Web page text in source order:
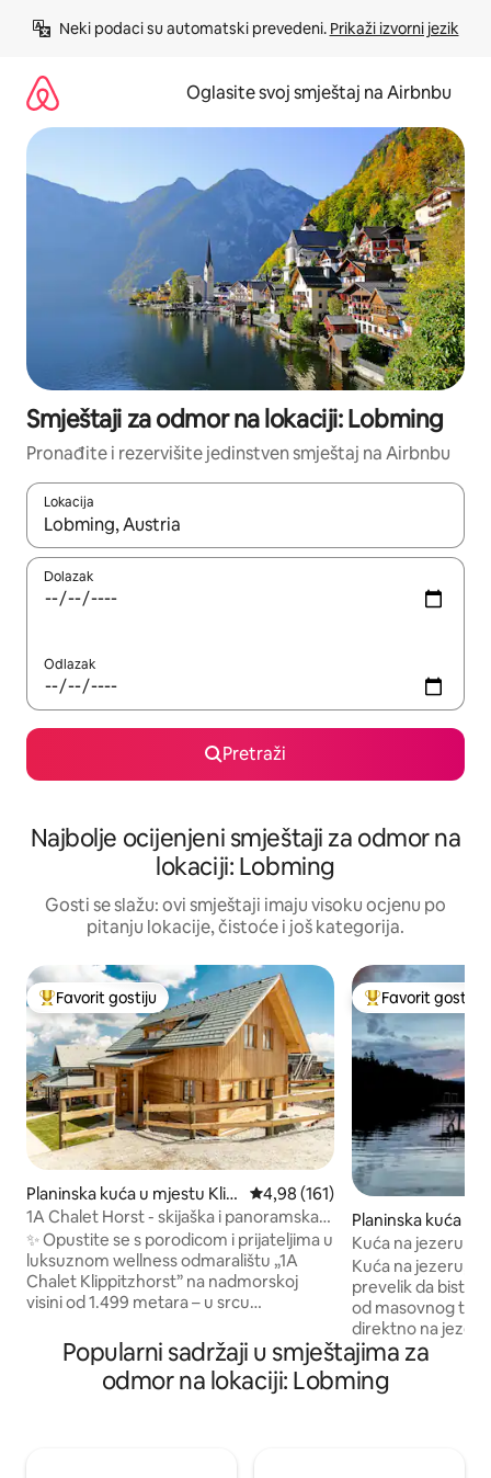
Neki podaci su automatski prevedeni. Prikaži izvorni jezik
Oglasite svoj smještaj na Airbnbu
Smještaji za odmor na lokaciji: Lobming
Pronađite i rezervišite jedinstven smještaj na Airbnbu
Lokacija
Kad rezultati budu dostupni, krećite se gore i dolje pomoću
Dolazak
Odlazak
Pretraži
Najbolje ocijenjeni smještaji za odmor na
lokaciji: Lobming
Gosti se slažu: ovi smještaji imaju visoku ocjenu po
pitanju lokacije, čistoće i još kategorija.
Glavni favorit gostiju
Favorit gostiju
Planinska kuća u mjestu Klip
pitztörl
Prosječna ocjena: 4,98 od 5,
4,98 (161)
1A Chalet Horst - skijaška i panoramska
sauna
✨ Opustite se s porodicom i prijateljima u
luksuznom wellness odmaralištu „1A
Chalet Klippitzhorst” na nadmorskoj
visini od 1.499 metara – u srcu
Klippitztörl. 🧖‍♂️ Vrhunska atrakcija je
ostakljena panoramska sauna s
predivnim pogledom. ☀️ Ljeti vas brojne
Glavni favorit
Favorit gostiju
Planinska kuća u
schrott
Kuća na jezeru
uživanjem i
Kuća na jezeru,
prevelik da biste
od masovnog
direktno na
oko nje sve je vrlo
životinje. Vrlo
mjesta za roštilj/
Popularni sadržaji u smještajima za
odmor na lokaciji: Lobming